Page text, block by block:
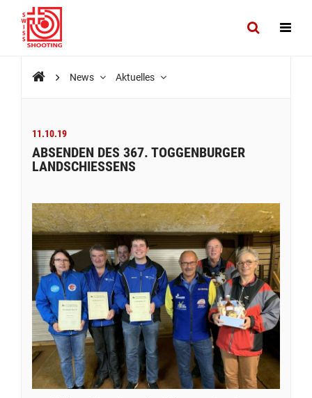
News Aktuelles
11.10.19
ABSENDEN DES 367. TOGGENBURGER
LANDSCHIESSENS